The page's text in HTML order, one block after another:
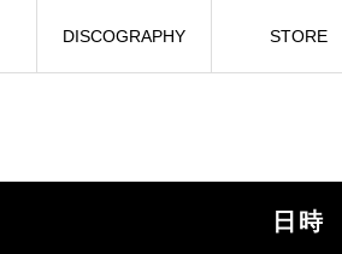
DISCOGRAPHY STORE
日時